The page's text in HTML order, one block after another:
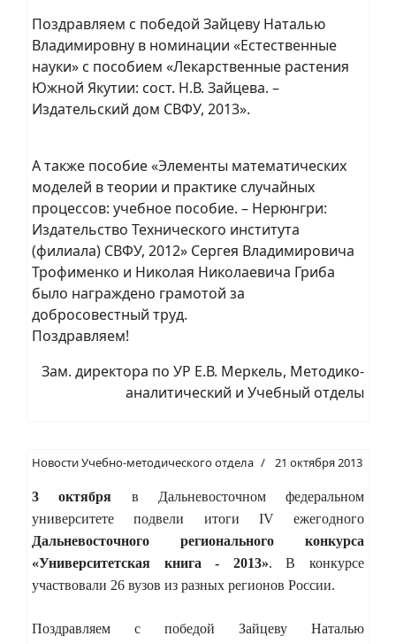
Поздравляем с победой Зайцеву Наталью
Владимировну в номинации «Естественные
науки» с пособием «Лекарственные растения
Южной Якутии: сост. Н.В. Зайцева. –
Издательский дом СВФУ, 2013».
А также пособие «Элементы математических
моделей в теории и практике случайных
процессов: учебное пособие. – Нерюнгри:
Издательство Технического института
(филиала) СВФУ, 2012» Сергея Владимировича
Трофименко и Николая Николаевича Гриба
было награждено грамотой за
добросовестный труд.
Поздравляем!
Зам. директора по УР Е.В. Меркель, Методико-
аналитический и Учебный отделы
Новости Учебно-методического отдела 21 октября 2013
3 октября в Дальневосточном федеральном
университете подвели итоги IV ежегодного
Дальневосточного регионального конкурса
«Университетская книга - 2013». В конкурсе
участвовали 26 вузов из разных регионов России.
Поздравляем с победой Зайцеву Наталью